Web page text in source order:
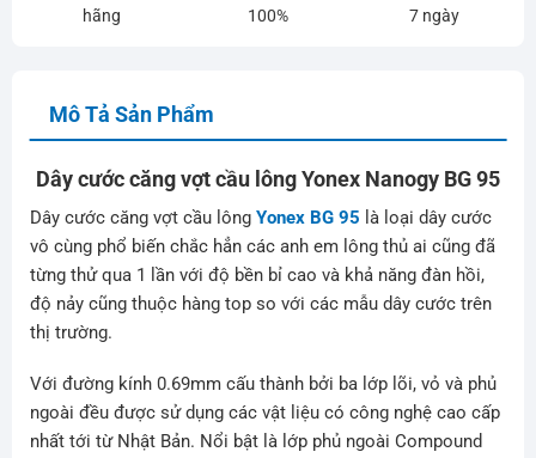
hãng
100%
7 ngày
Mô Tả Sản Phẩm
Dây cước căng vợt cầu lông Yonex Nanogy BG 95
Dây cước căng vợt cầu lông Yonex BG 95 là loại dây cước
vô cùng phổ biến chắc hẳn các anh em lông thủ ai cũng đã
từng thử qua 1 lần với độ bền bỉ cao và khả năng đàn hồi,
độ nảy cũng thuộc hàng top so với các mẫu dây cước trên
thị trường.
Với đường kính 0.69mm cấu thành bởi ba lớp lõi, vỏ và phủ
ngoài đều được sử dụng các vật liệu có công nghệ cao cấp
nhất tới từ Nhật Bản. Nổi bật là lớp phủ ngoài Compound